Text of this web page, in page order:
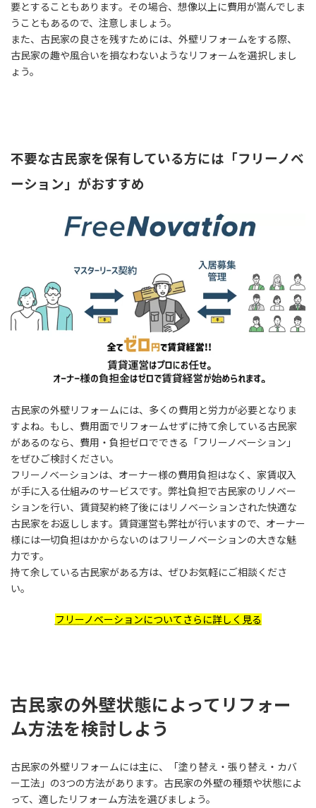
要とすることもあります。その場合、想像以上に費用が嵩んでしま
うこともあるので、注意しましょう。
また、古民家の良さを残すためには、外壁リフォームをする際、
古民家の趣や風合いを損なわないようなリフォームを選択しまし
ょう。
不要な古民家を保有している方には「フリーノベ
ーション」がおすすめ
古民家の外壁リフォームには、多くの費用と労力が必要となりま
すよね。もし、費用面でリフォームせずに持て余している古民家
があるのなら、費用・負担ゼロでできる「フリーノベーション」
をぜひご検討ください。
フリーノベーションは、オーナー様の費用負担はなく、家賃収入
が手に入る仕組みのサービスです。弊社負担で古民家のリノベー
ションを行い、賃貸契約終了後にはリノベーションされた快適な
古民家をお返しします。賃貸運営も弊社が行いますので、オーナー
様には一切負担はかからないのはフリーノベーションの大きな魅
力です。
持て余している古民家がある方は、ぜひお気軽にご相談くださ
い。
フリーノベーションについてさらに詳しく見る
古民家の外壁状態によってリフォー
ム方法を検討しよう
古民家の外壁リフォームには主に、「塗り替え・張り替え・カバ
ー工法」の3つの方法があります。古民家の外壁の種類や状態によ
って、適したリフォーム方法を選びましょう。